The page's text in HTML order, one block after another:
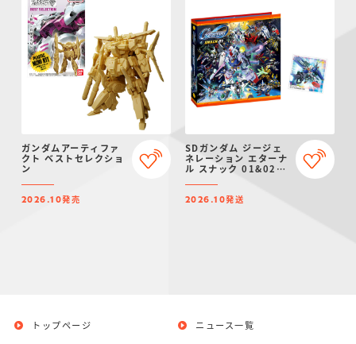
ガンダムアーティファ
クト ベストセレクショ
ン
2026.10発売
SDガンダム ジージェ
ネレーション エターナ
ル スナック 01&02
レミアムバンダイ限
定】
2026.10発送
トップページ ニュース一覧